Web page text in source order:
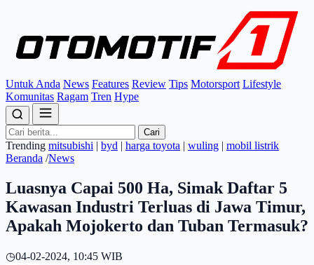
Untuk Anda News Features Review Tips Motorsport Lifestyle
Komunitas Ragam Tren Hype
Cari
Trending mitsubishi | byd | harga toyota | wuling | mobil listrik
Beranda /News
Luasnya Capai 500 Ha, Simak Daftar 5
Kawasan Industri Terluas di Jawa Timur,
Apakah Mojokerto dan Tuban Termasuk?
◷04-02-2024, 10:45 WIB